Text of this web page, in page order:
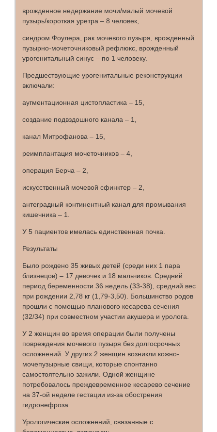
врожденное недержание мочи/малый мочевой
пузырь/короткая уретра – 8 человек,
синдром Фоулера, рак мочевого пузыря, врожденный
пузырно-мочеточниковый рефлюкс, врожденный
урогенитальный синус – по 1 человеку.
Предшествующие урогенитальные реконструкции
включали:
аугментационная цистопластика – 15,
создание подвздошного канала – 1,
канал Митрофанова – 15,
реимплантация мочеточников – 4,
операция Берча – 2,
искусственный мочевой сфинктер – 2,
антеградный континентный канал для промывания
кишечника – 1.
У 5 пациентов имелась единственная почка.
Результаты
Было рождено 35 живых детей (среди них 1 пара
близнецов) – 17 девочек и 18 мальчиков. Средний
период беременности 36 недель (33-38), средний вес
при рождении 2,78 кг (1,79-3,50). Большинство родов
прошли с помощью планового кесарева сечения
(32/34) при совместном участии акушера и уролога.
У 2 женщин во время операции были получены
повреждения мочевого пузыря без долгосрочных
осложнений. У других 2 женщин возникли кожно-
мочепузырные свищи, которые спонтанно
самостоятельно зажили. Одной женщине
потребовалось преждевременное кесарево сечение
на 37-ой неделе гестации из-за обострения
гидронефроза.
Урологические осложнений, связанные с